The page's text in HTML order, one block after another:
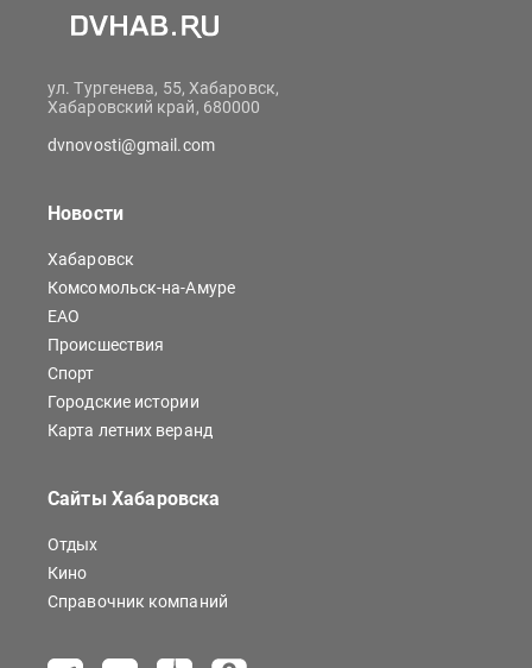
ул. Тургенева, 55, Хабаровск,
Хабаровский край, 680000
dvnovosti@gmail.com
Новости
Хабаровск
Комсомольск-на-Амуре
ЕАО
Происшествия
Спорт
Городские истории
Карта летних веранд
Сайты Хабаровска
Отдых
Кино
Справочник компаний